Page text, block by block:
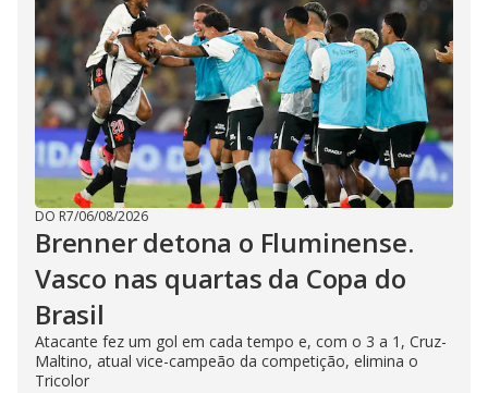
DO R7/06/08/2026
Brenner detona o Fluminense.
Vasco nas quartas da Copa do
Brasil
Atacante fez um gol em cada tempo e, com o 3 a 1, Cruz-
Maltino, atual vice-campeão da competição, elimina o
Tricolor